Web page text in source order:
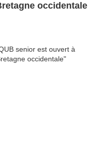
occidentale